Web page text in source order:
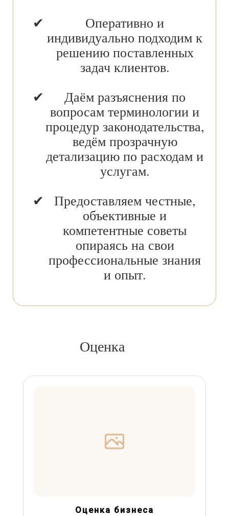
Оперативно и
индивидуально подходим к
решению поставленных
задач клиентов.
Даём разъяснения по
вопросам терминологии и
процедур законодательства,
ведём прозрачную
детализацию по расходам и
услугам.
Предоставляем честные,
объективные и
компетентные советы
опираясь на свои
профессиональные знания
и опыт.
Оценка
Оценка бизнеса